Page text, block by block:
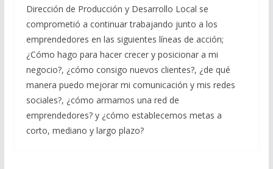
Dirección de Producción y Desarrollo Local se
comprometió a continuar trabajando junto a los
emprendedores en las siguientes líneas de acción;
¿Cómo hago para hacer crecer y posicionar a mi
negocio?, ¿cómo consigo nuevos clientes?, ¿de qué
manera puedo mejorar mi comunicación y mis redes
sociales?, ¿cómo armamos una red de
emprendedores? y ¿cómo establecemos metas a
corto, mediano y largo plazo?